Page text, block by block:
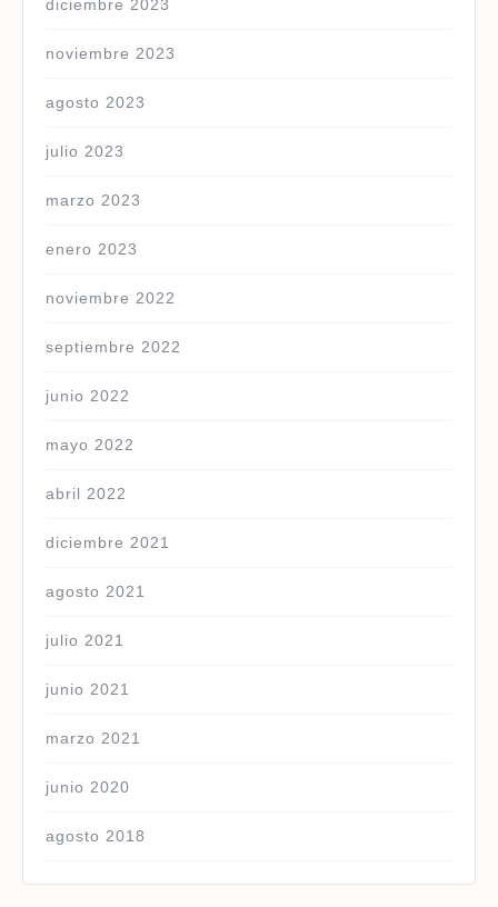
diciembre 2023
noviembre 2023
agosto 2023
julio 2023
marzo 2023
enero 2023
noviembre 2022
septiembre 2022
junio 2022
mayo 2022
abril 2022
diciembre 2021
agosto 2021
julio 2021
junio 2021
marzo 2021
junio 2020
agosto 2018